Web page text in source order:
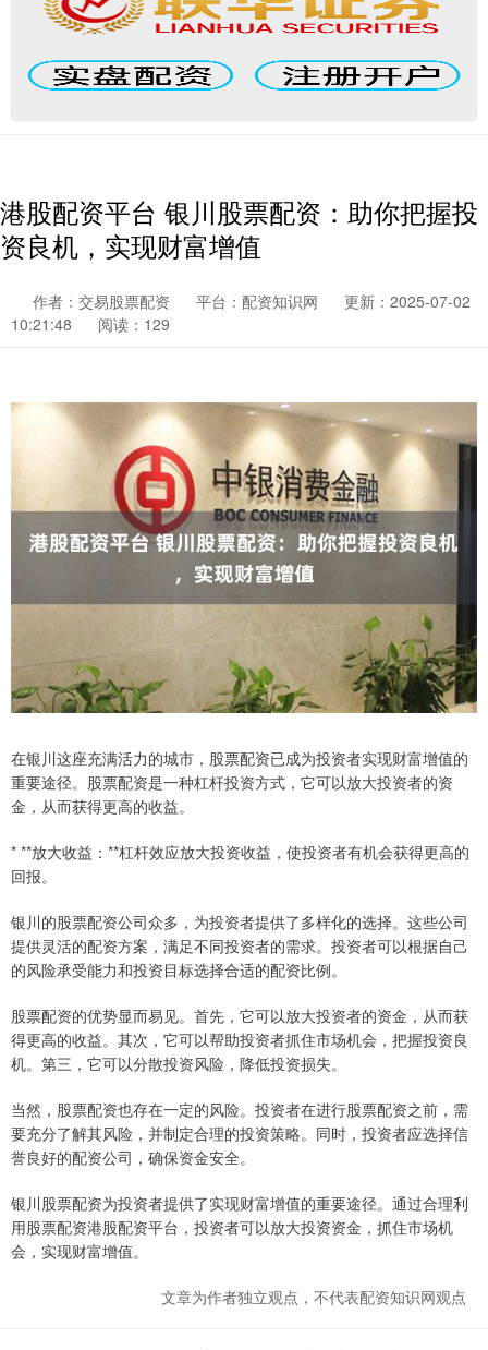
港股配资平台 银川股票配资：助你把握投
资良机，实现财富增值
作者：交易股票配资 平台：配资知识网
更新：2025-07-02
10:21:48
阅读：129
在银川这座充满活力的城市，股票配资已成为投资者实现财富增值的
重要途径。股票配资是一种杠杆投资方式，它可以放大投资者的资
金，从而获得更高的收益。
* **放大收益：**杠杆效应放大投资收益，使投资者有机会获得更高的
回报。
银川的股票配资公司众多，为投资者提供了多样化的选择。这些公司
提供灵活的配资方案，满足不同投资者的需求。投资者可以根据自己
的风险承受能力和投资目标选择合适的配资比例。
股票配资的优势显而易见。首先，它可以放大投资者的资金，从而获
得更高的收益。其次，它可以帮助投资者抓住市场机会，把握投资良
机。第三，它可以分散投资风险，降低投资损失。
当然，股票配资也存在一定的风险。投资者在进行股票配资之前，需
要充分了解其风险，并制定合理的投资策略。同时，投资者应选择信
誉良好的配资公司，确保资金安全。
银川股票配资为投资者提供了实现财富增值的重要途径。通过合理利
用股票配资港股配资平台，投资者可以放大投资资金，抓住市场机
会，实现财富增值。
文章为作者独立观点，不代表配资知识网观点